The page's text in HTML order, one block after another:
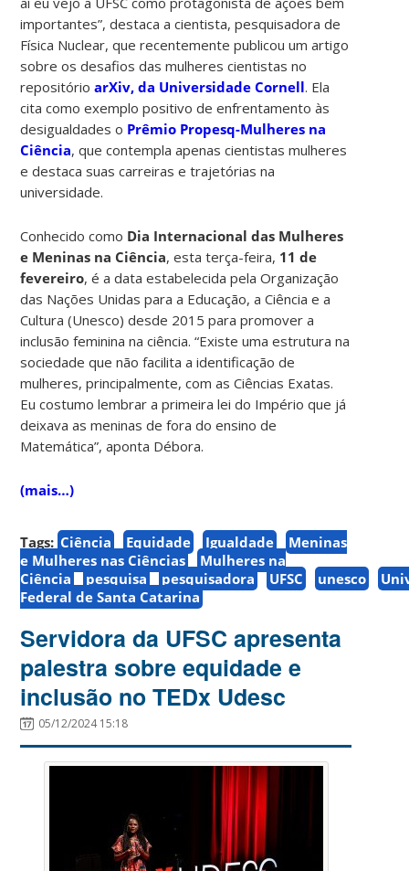
importantes”, destaca a cientista, pesquisadora de
Física Nuclear, que recentemente publicou um artigo
sobre os desafios das mulheres cientistas no
repositórioarXiv, da Universidade Cornell. Ela
cita como exemplo positivo de enfrentamento às
desigualdades o Prêmio Propesq-Mulheres na
Ciência, que contempla apenas cientistas mulheres
e destaca suas carreiras e trajetórias na
universidade.
Conhecido como Dia Internacional das Mulheres
e Meninas na Ciência, esta terça-feira, 11 de
fevereiro, é a data estabelecida pela Organização
das Nações Unidas para a Educação, a Ciência e a
Cultura (Unesco) desde 2015 para promover a
inclusão feminina na ciência. “Existe uma estrutura na
sociedade que não facilita a identificação de
mulheres, principalmente, com as Ciências Exatas.
Eu costumo lembrar a primeira lei do Império que já
deixava as meninas de fora do ensino de
Matemática”, aponta Débora.
(mais…)
Tags: Ciência Equidade Igualdade
Meninas
e Mulheres nas Ciências
Mulheres na
Ciência
pesquisa pesquisadora UFSC unesco
Federal de Santa Catarina
Servidora da UFSC apresenta
palestra sobre equidade e
inclusão no TEDx Udesc
05/12/2024 15:18